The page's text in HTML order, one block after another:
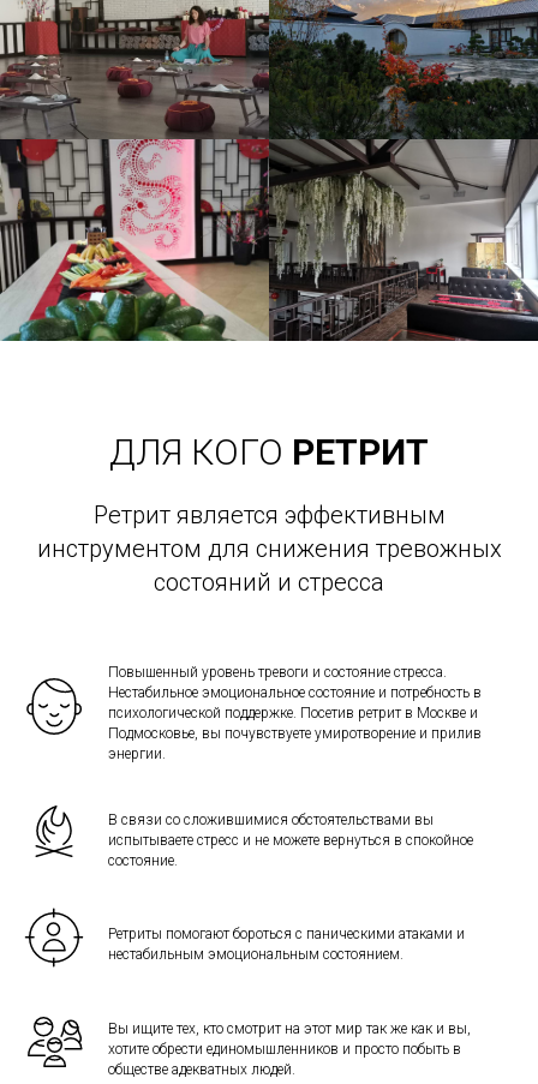
ДЛЯ КОГО РЕТРИТ
Ретрит является эффективным
инструментом для снижения тревожных
состояний и стресса
Повышенный уровень тревоги и состояние стресса.
Нестабильное эмоциональное состояние и потребность в
психологической поддержке. Посетив ретрит в Москве и
Подмосковье, вы почувствуете умиротворение и прилив
энергии.
В связи со сложившимися обстоятельствами вы
испытываете стресс и не можете вернуться в спокойное
состояние.
Ретриты помогают бороться с паническими атаками и
нестабильным эмоциональным состоянием.
Вы ищите тех, кто смотрит на этот мир так же как и вы,
хотите обрести единомышленников и просто побыть в
обществе адекватных людей.